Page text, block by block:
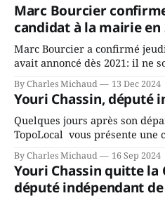
Marc Bourcier
candidat à la mairie en
Marc Bourcier a confirmé
avait annoncé dès 2021: il ne
fait l’annonce en s’adressant
rassemblés en soirée pour
By Charles Michaud 13 Dec 2024
Youri Chassin, député
Quelques jours après son
TopoLocal vous présente une
depuis longtemps? Sera-t-il
ans? Joindrait-il un autre
conservateurs d’Éric
By Charles Michaud 16 Sep 2024
Youri Chassin quitte la
député indépendant